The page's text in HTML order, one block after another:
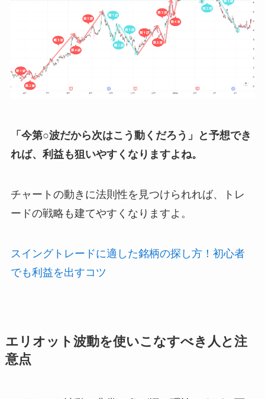
「今第○波だから次はこう動くだろう」と予想でき
れば、利益も狙いやすくなりますよね。
チャートの動きに法則性を見つけられれば、トレ
ードの戦略も建てやすくなりますよ。
スイングトレードに適した銘柄の探し方！初心者
でも利益を出すコツ
エリオット波動を使いこなすべき人と注
意点